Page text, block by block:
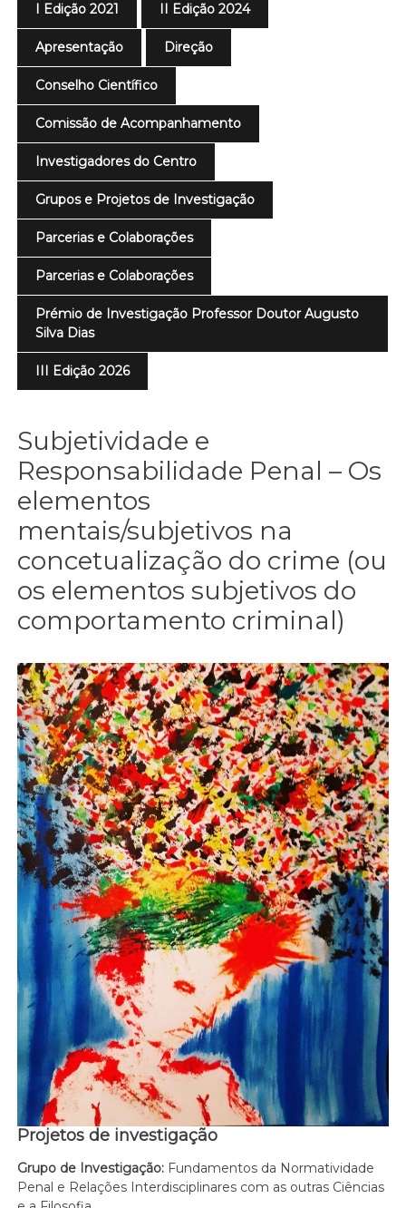
I Edição 2021 II Edição 2024
Apresentação Direção
Conselho Científico
Comissão de Acompanhamento
Investigadores do Centro
Grupos e Projetos de Investigação
Parcerias e Colaborações
Parcerias e Colaborações
Prémio de Investigação Professor Doutor Augusto
Silva Dias
III Edição 2026
Subjetividade e
Responsabilidade Penal – Os
elementos
mentais/subjetivos na
concetualização do crime (ou
os elementos subjetivos do
comportamento criminal)
Projetos de investigação
Grupo de Investigação: Fundamentos da Normatividade
Penal e Relações Interdisciplinares com as outras Ciências